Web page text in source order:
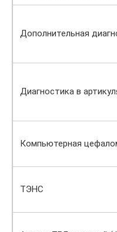
Дополнительная
Диагностика в
Компьютерная
ТЭНС